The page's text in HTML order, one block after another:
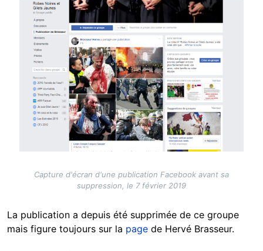
Image
Capture d'écran d'une publication Facebook avant sa
suppression, le 7 février 2019
La publication a depuis été supprimée de ce groupe
mais figure toujours sur la page de Hervé Brasseur.